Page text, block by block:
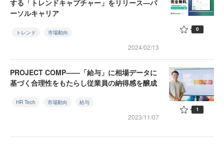
する「トレンドキャプチャー」をリリース—パ
ーソルキャリア
トレンド 市場動向
2024/02/13
0
PROJECT COMP——「給与」に相場データに
基づく合理性をもたらし従業員の納得感を醸成
HR Tech 市場動向 給与
2023/11/07
1